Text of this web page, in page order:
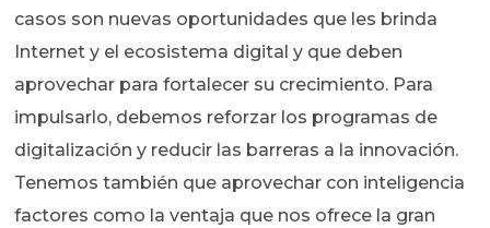
casos son nuevas oportunidades que les brinda
Internet y el ecosistema digital y que deben
aprovechar para fortalecer su crecimiento. Para
impulsarlo, debemos reforzar los programas de
digitalización y reducir las barreras a la innovación.
Tenemos también que aprovechar con inteligencia
factores como la ventaja que nos ofrece la gran